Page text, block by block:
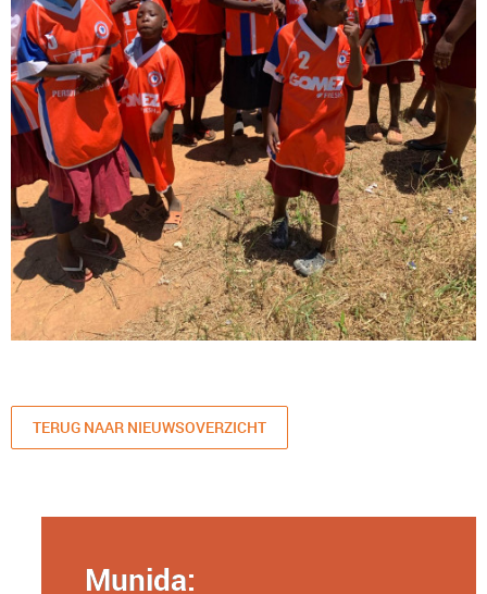
TERUG NAAR NIEUWSOVERZICHT
Munida: